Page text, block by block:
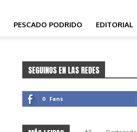
PESCADO PODRIDO EDITORIAL
SEGUINOS EN LAS REDES
0 Fans